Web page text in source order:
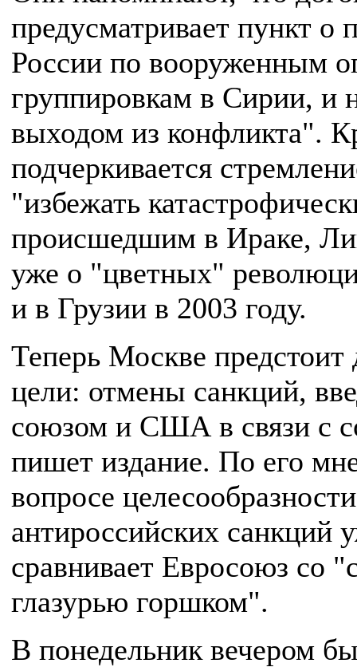
предусматривает пункт
России по вооруженным
группировкам в Сирии, и
выходом из конфликта".
подчеркивается
"избежать
происшедшим в Ираке,
уже о "цветных"
и в Грузии в 2003 году.
Теперь Москве
цели: отмены санкций,
союзом и США в связи с
пишет издание. По его
вопросе
антироссийских санкций
сравнивает Евросоюз со
глазурью горшком".
В понедельник вечером